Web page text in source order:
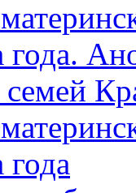
года.
года